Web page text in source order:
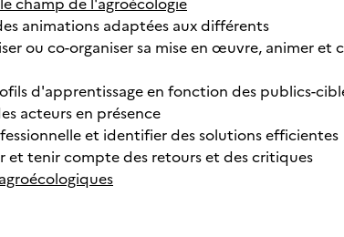
animations adaptées aux différents
ou co-organiser sa mise en œuvre, animer et
d'apprentissage en fonction des publics-
acteurs en présence
et identifier des solutions efficientes
et tenir compte des retours et des critiques